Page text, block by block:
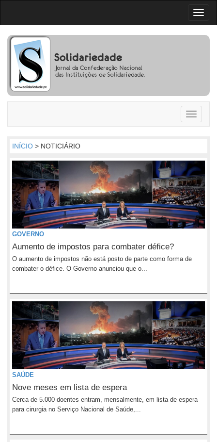
Toggle
INÍCIO > NOTICIÁRIO
GOVERNO
Aumento de impostos para combater défice?
O aumento de impostos não está posto de parte como forma de
combater o défice. O Governo anunciou que o...
SAÚDE
Nove meses em lista de espera
Cerca de 5.000 doentes entram, mensalmente, em lista de espera
para cirurgia no Serviço Nacional de Saúde,...